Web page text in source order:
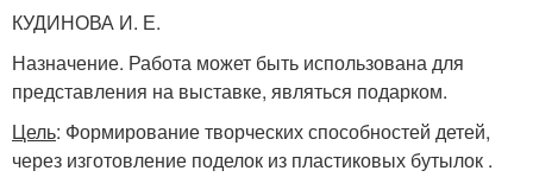
КУДИНОВА И. Е.
Назначение. Работа может быть использована для
представления на выставке, являться подарком.
Цель: Формирование творческих способностей детей,
через изготовление поделок из пластиковых бутылок .